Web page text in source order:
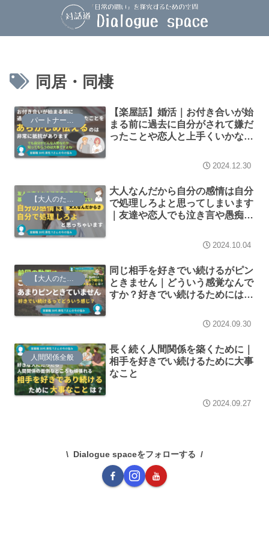
同居・同棲
パートナーシップ
【楽屋話】婚活｜お付き合いが始
まる前に過去に自分がされて嫌だ
ったことや恋人と上手くいかなく
2024.12.30
【大人のための】総合的な探究の時間
大人なんだから自分の感情は自分
で処理しろよと思ってしまいます
｜友達や恋人でも泣き言や愚痴は
2024.10.04
【大人のための】総合的な探究の時間
同じ相手を好きでい続けるがピン
ときません｜どういう感覚なんで
すか？好きでい続けるためには何
2024.09.30
人間関係全般
長く続く人間関係を築くために｜
相手を好きでい続けるために大事
なこと
2024.09.27
Dialogue spaceをフォローする